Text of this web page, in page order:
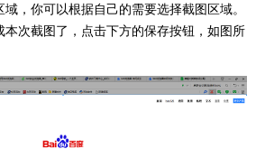
，你可以根据自己的需要选择截图区域。
次截图了，点击下方的保存按钮，如图所